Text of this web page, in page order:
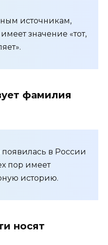
источникам,
значение «тот,
фамилия
в России
пор имеет
историю.
носят